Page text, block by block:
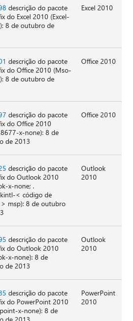
descrição do pacote
do Excel 2010 (Excel-
8 de outubro de
Excel 2010
descrição do pacote
do Office 2010 (Mso-
8 de outubro de
Office 2010
descrição do pacote
do Office 2010
x-none): 8 de
de 2013
Office 2010
descrição do pacote
do Outlook 2010
x-none; .
< código de
msp): 8 de outubro
Outlook
2010
descrição do pacote
do Outlook 2010
x-none): 8 de
de 2013
Outlook
2010
descrição do pacote
do PowerPoint 2010
x-none): 8 de
de 2013
PowerPoint
2010